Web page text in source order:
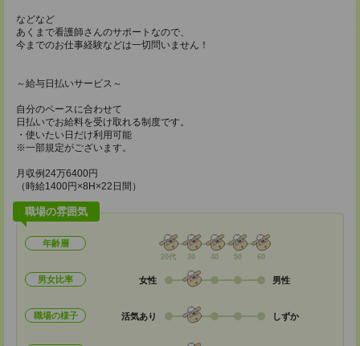
などなど
あくまで看護師さんのサポートなので、
今までのお仕事経験などは一切問いません！
～給与日払いサービス～
自分のペースに合わせて
日払いでお給料を受け取れる制度です。
・使いたい日だけ利用可能
※一部規定がございます。
月収例24万6400円
（時給1400円×8H×22日間）
職場の雰囲気
年齢層
20代 30 40 50 60
男女比率 女性 男性
職場の様子 活気あり しずか